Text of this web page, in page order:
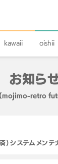
kawaii oishii
お知ら
(mojimo-retro
）システムメン